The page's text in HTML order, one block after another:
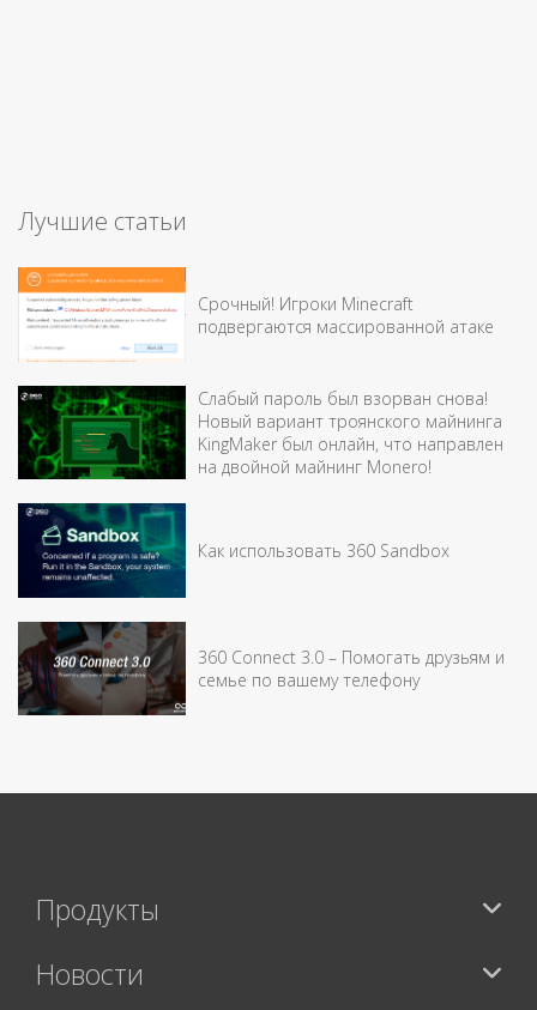
Лучшие статьи
Срочный! Игроки Minecraft
подвергаются массированной атаке
Слабый пароль был взорван снова!
Новый вариант троянского майнинга
KingMaker был онлайн, что направлен
на двойной майнинг Monero!
Как использовать 360 Sandbox
360 Connect 3.0 – Помогать друзьям и
семье по вашему телефону
Продукты
Новости